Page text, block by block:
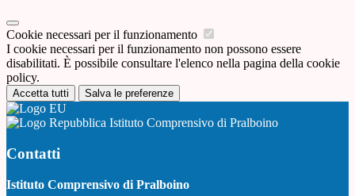
Cookie necessari per il funzionamento
I cookie necessari per il funzionamento non possono essere
disabilitati. È possibile consultare l'elenco nella pagina della cookie
policy.
Accetta tutti Salva le preferenze
Istituto Comprensivo di Pralboino
Contatti
Istituto Comprensivo di Pralboino